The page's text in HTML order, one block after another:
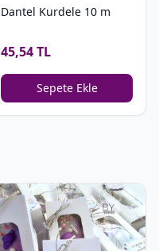
Dantel Kurdele 10 m
45,54 TL
Sepete Ekle